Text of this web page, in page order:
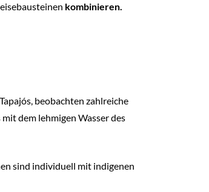
kombinieren.
beobachten zahlreiche
dem lehmigen Wasser des
sind individuell mit indigenen